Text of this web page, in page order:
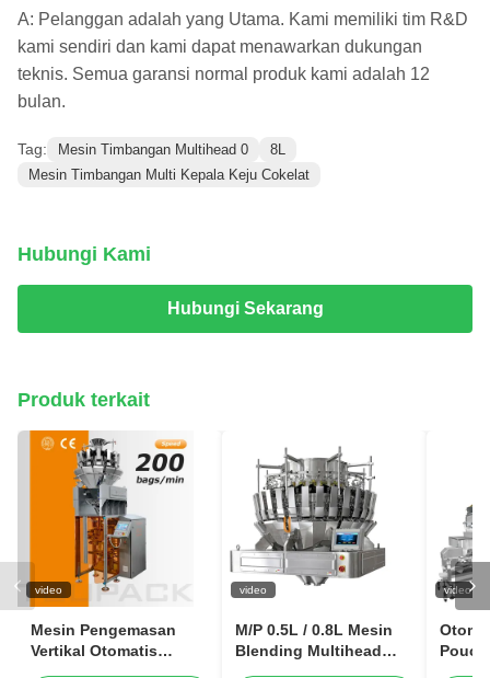
A: Pelanggan adalah yang Utama. Kami memiliki tim R&D
kami sendiri dan kami dapat menawarkan dukungan
teknis. Semua garansi normal produk kami adalah 12
bulan.
Tag: Mesin Timbangan Multihead 0
8L
Mesin Timbangan Multi Kepala Keju Cokelat
Hubungi Kami
Hubungi Sekarang
Produk terkait
video
Mesin Pengemasan
Vertikal Otomatis
video
M/P 0.5L / 0.8L Mesin
Blending Multihead
video